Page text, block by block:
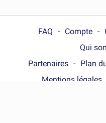
FAQ Compte
Qui
Partenaires
Plan
Mentions légales